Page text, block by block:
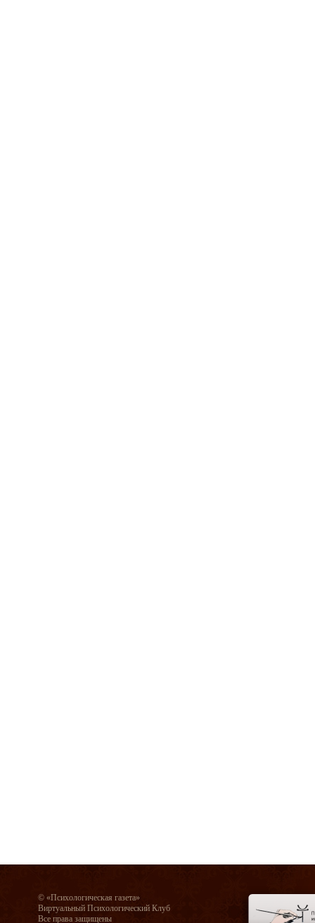
© «Психологическая газета»
Виртуальный Психологический Клуб
Все права защищены